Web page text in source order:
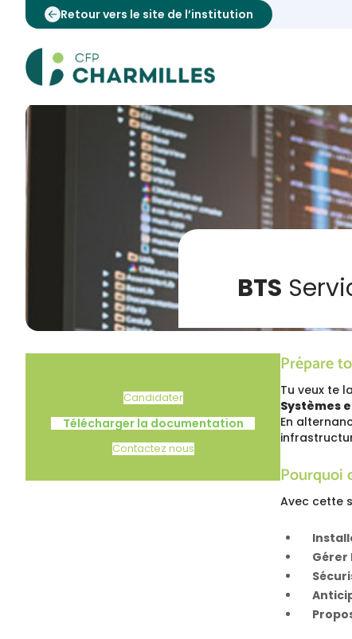
Retour vers le site de l’institution
BTS
Candidater
Télécharger la documentation
Contactez nous
Prépare
Tu veux te
Systèmes
En
Pourquoi
Avec cette
Gérer